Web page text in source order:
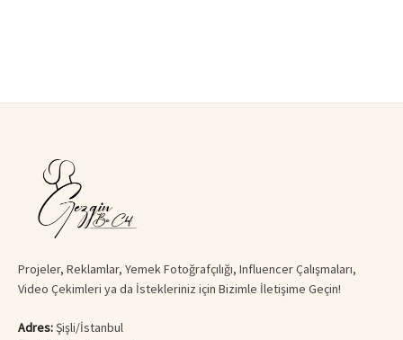
Projeler, Reklamlar, Yemek Fotoğrafçılığı, Influencer Çalışmaları,
Video Çekimleri ya da İstekleriniz için Bizimle İletişime Geçin!
Adres:Şişli/İstanbul